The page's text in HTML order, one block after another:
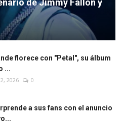
de Jimmy Fallon y
florece con "Petal", su álbum
...
2026 0
a sus fans con el anuncio